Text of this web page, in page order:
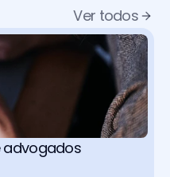
Ver todos
advogados